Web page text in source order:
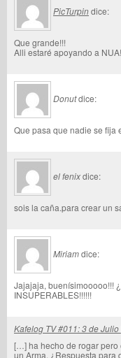
PicTurpindice:
Que grande!!!
Alli estaré apoyando a
Donutdice:
Que pasa que nadie se fija
el fenixdice:
sois la caña.para crear un
Miriamdice:
Jajajaja, buenísimooooo!!!
INSUPERABLES!!!!!!
Kafelog TV #011: 3 de
[…] ha hecho de rogar pero
un Arma. ¿Respuesta